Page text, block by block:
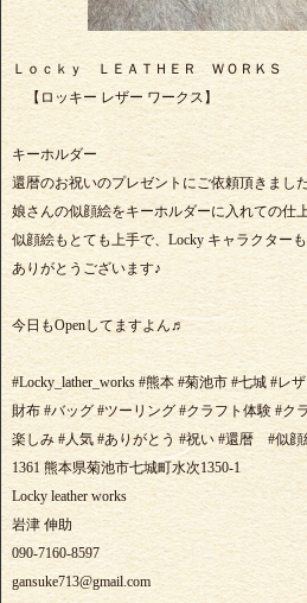
Ｌｏｃｋｙ ＬＥＡＴＨＥＲ ＷＯＲＫＳ
【ロッキー レザー ワークス】
キーホルダー
還暦のお祝いのプレゼントにご依頼頂きまし
娘さんの似顔絵をキーホルダーに入れての仕
似顔絵もとても上手で、Locky キャラクター
ありがとうございます♪
今日もOpenしてますよん♬
#Locky_lather_works #熊本 #菊池市 #七城 #レ
財布 #バッグ #ツーリング #クラフト体験 #ク
楽しみ #人気 #ありがとう #祝い #還暦 #似
1361 熊本県菊池市七城町水次1350-1
Locky leather works
岩津 伸助
090-7160-8597
gansuke713@gmail.com